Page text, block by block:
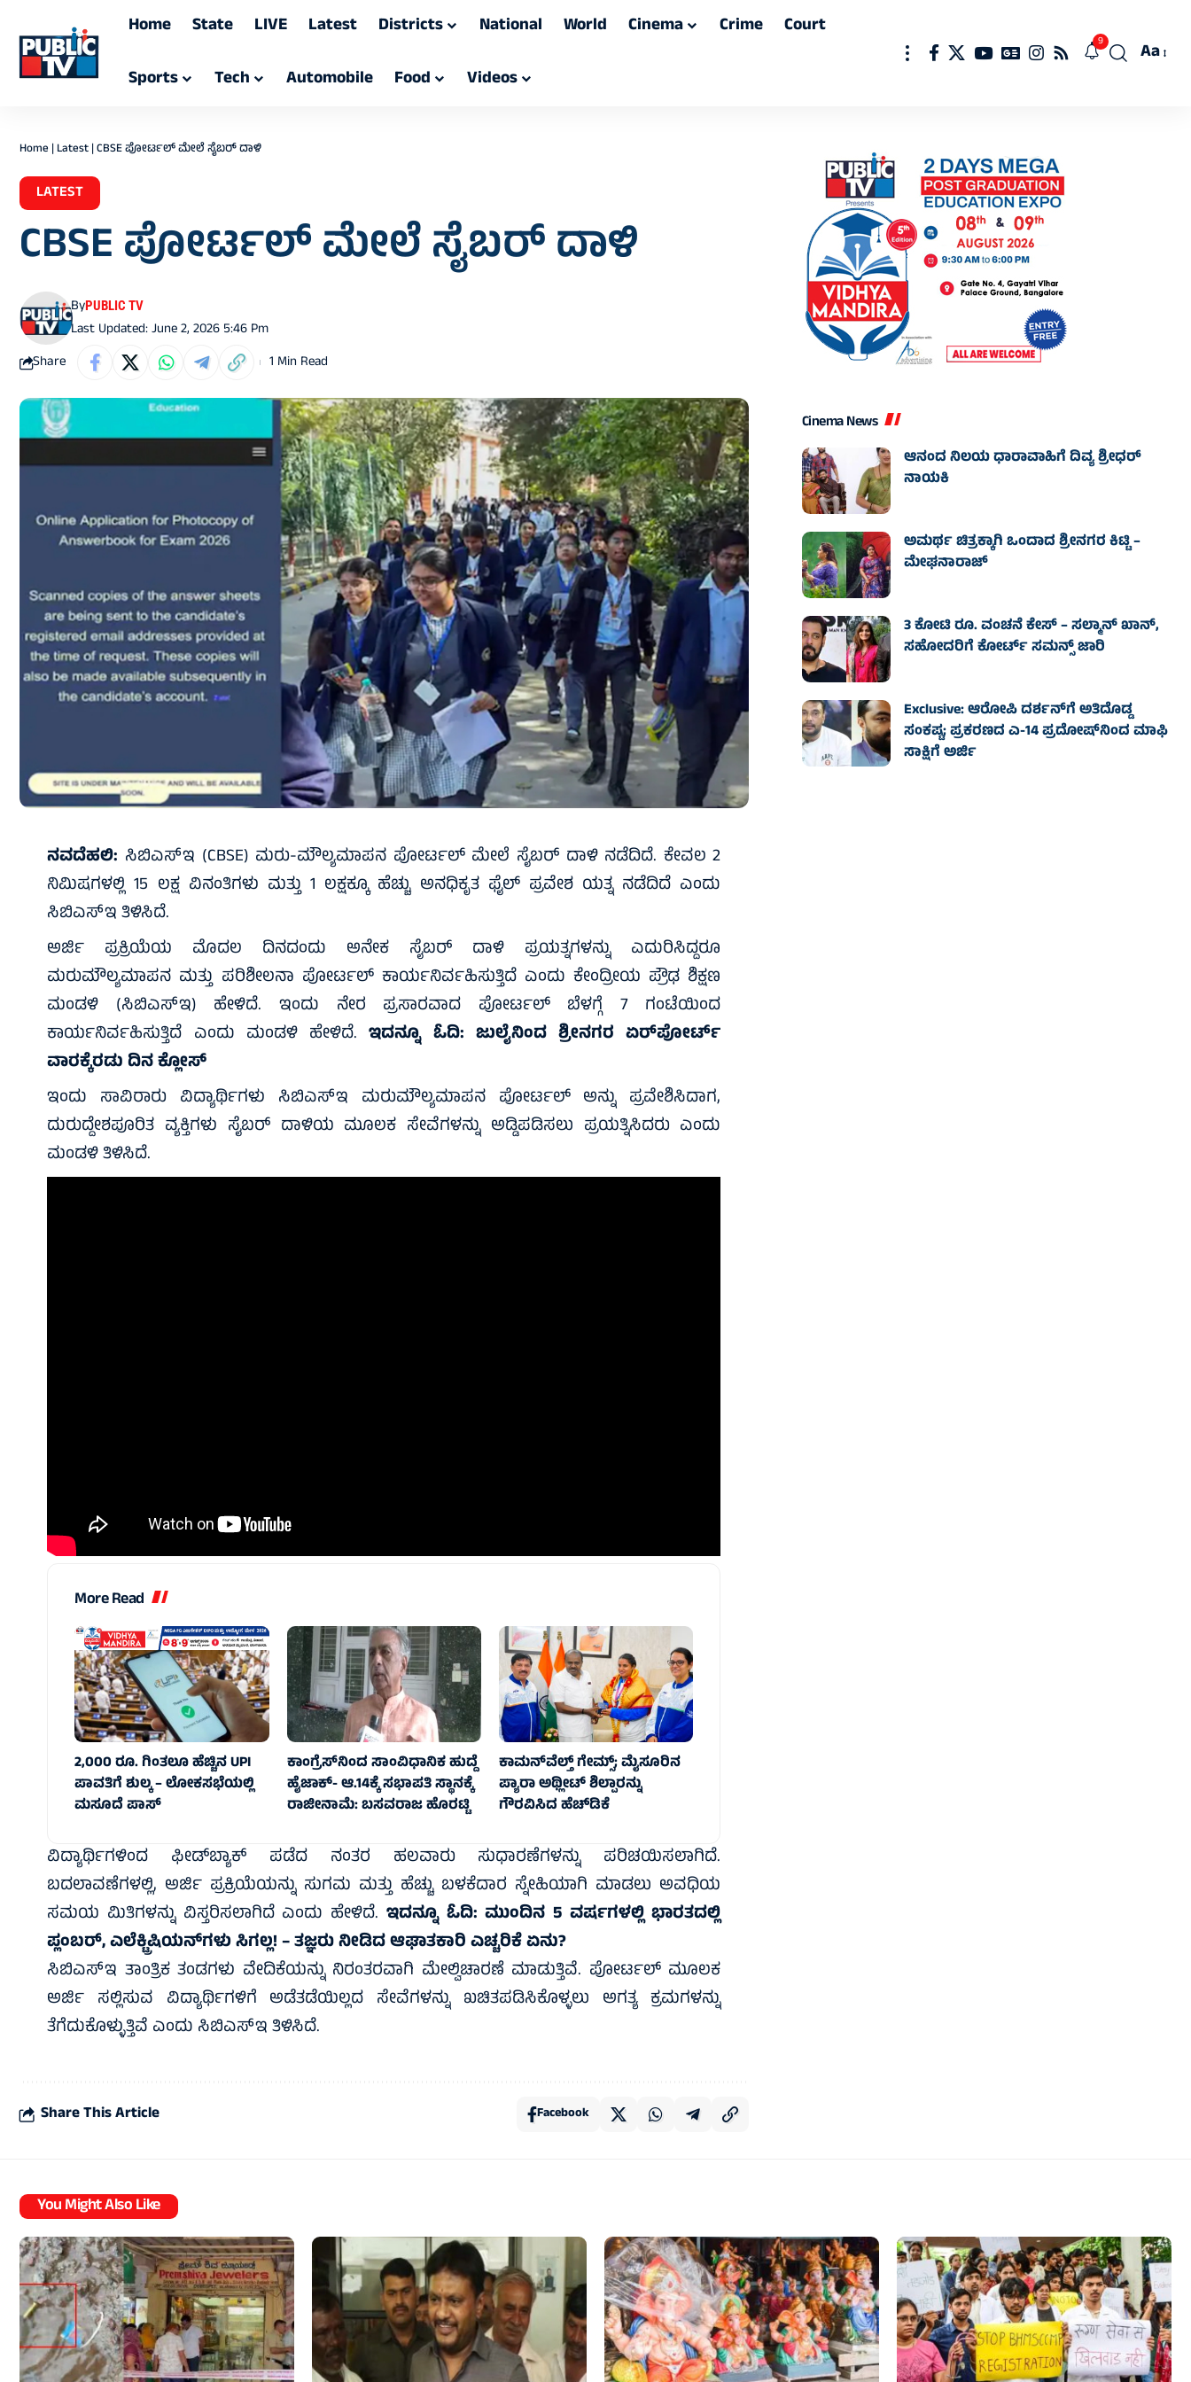
Home State LIVE Latest Districts National World Cinema Crime
Court
Sports
Tech Automobile Food Videos
9
Font
Aa
Home |Latest|CBSE ಪೋರ್ಟಲ್‌ ಮೇಲೆ ಸೈಬರ್‌ ದಾಳಿ
LATEST
CBSE ಪೋರ್ಟಲ್‌ ಮೇಲೆ ಸೈಬರ್‌ ದಾಳಿ
Last Updated: June 2, 2026 5:46 Pm
ByPUBLIC TV
Share 1 Min Read
ನವದೆಹಲಿ: ಸಿಬಿಎಸ್‌ಇ (CBSE) ಮರು-ಮೌಲ್ಯಮಾಪನ ಪೋರ್ಟಲ್‌ ಮೇಲೆ ಸೈಬರ್‌ ದಾಳಿ ನಡೆದಿದೆ. ಕೇವಲ 2
ನಿಮಿಷಗಳಲ್ಲಿ 15 ಲಕ್ಷ ವಿನಂತಿಗಳು ಮತ್ತು 1 ಲಕ್ಷಕ್ಕೂ ಹೆಚ್ಚು ಅನಧಿಕೃತ ಫೈಲ್‌ ಪ್ರವೇಶ ಯತ್ನ ನಡೆದಿದೆ ಎಂದು
ಸಿಬಿಎಸ್‌ಇ ತಿಳಿಸಿದೆ.
ಅರ್ಜಿ ಪ್ರಕ್ರಿಯೆಯ ಮೊದಲ ದಿನದಂದು ಅನೇಕ ಸೈಬರ್ ದಾಳಿ ಪ್ರಯತ್ನಗಳನ್ನು ಎದುರಿಸಿದ್ದರೂ
ಮರುಮೌಲ್ಯಮಾಪನ ಮತ್ತು ಪರಿಶೀಲನಾ ಪೋರ್ಟಲ್ ಕಾರ್ಯನಿರ್ವಹಿಸುತ್ತಿದೆ ಎಂದು ಕೇಂದ್ರೀಯ ಪ್ರೌಢ ಶಿಕ್ಷಣ
ಮಂಡಳಿ (ಸಿಬಿಎಸ್‌ಇ) ಹೇಳಿದೆ. ಇಂದು ನೇರ ಪ್ರಸಾರವಾದ ಪೋರ್ಟಲ್ ಬೆಳಗ್ಗೆ 7 ಗಂಟೆಯಿಂದ
ಕಾರ್ಯನಿರ್ವಹಿಸುತ್ತಿದೆ ಎಂದು ಮಂಡಳಿ ಹೇಳಿದೆ.ಇದನ್ನೂ ಓದಿ: ಜುಲೈನಿಂದ ಶ್ರೀನಗರ ಏರ್‌ಪೋರ್ಟ್
ವಾರಕ್ಕೆರಡು ದಿನ ಕ್ಲೋಸ್
ಇಂದು ಸಾವಿರಾರು ವಿದ್ಯಾರ್ಥಿಗಳು ಸಿಬಿಎಸ್‌ಇ ಮರುಮೌಲ್ಯಮಾಪನ ಪೋರ್ಟಲ್ ಅನ್ನು ಪ್ರವೇಶಿಸಿದಾಗ,
ದುರುದ್ದೇಶಪೂರಿತ ವ್ಯಕ್ತಿಗಳು ಸೈಬರ್ ದಾಳಿಯ ಮೂಲಕ ಸೇವೆಗಳನ್ನು ಅಡ್ಡಿಪಡಿಸಲು ಪ್ರಯತ್ನಿಸಿದರು ಎಂದು
ಮಂಡಳಿ ತಿಳಿಸಿದೆ.
More Read
2,000 ರೂ. ಗಿಂತಲೂ ಹೆಚ್ಚಿನ UPI
ಪಾವತಿಗೆ ಶುಲ್ಕ – ಲೋಕಸಭೆಯಲ್ಲಿ
ಮಸೂದೆ ಪಾಸ್‌
ಕಾಂಗ್ರೆಸ್‌ನಿಂದ ಸಾಂವಿಧಾನಿಕ ಹುದ್ದೆ
ಹೈಜಾಕ್‌- ಆ.14ಕ್ಕೆ ಸಭಾಪತಿ ಸ್ಥಾನಕ್ಕೆ
ರಾಜೀನಾಮೆ: ಬಸವರಾಜ ಹೊರಟ್ಟಿ
ಕಾಮನ್‌ವೆಲ್ತ್ ಗೇಮ್ಸ್‌; ಮೈಸೂರಿನ
ಪ್ಯಾರಾ ಅಥ್ಲೀಟ್ ಶಿಲ್ಪಾರನ್ನು
ಗೌರವಿಸಿದ ಹೆಚ್‌ಡಿಕೆ
ವಿದ್ಯಾರ್ಥಿಗಳಿಂದ ಫೀಡ್‌ಬ್ಯಾಕ್‌ ಪಡೆದ ನಂತರ ಹಲವಾರು ಸುಧಾರಣೆಗಳನ್ನು ಪರಿಚಯಿಸಲಾಗಿದೆ.
ಬದಲಾವಣೆಗಳಲ್ಲಿ, ಅರ್ಜಿ ಪ್ರಕ್ರಿಯೆಯನ್ನು ಸುಗಮ ಮತ್ತು ಹೆಚ್ಚು ಬಳಕೆದಾರ ಸ್ನೇಹಿಯಾಗಿ ಮಾಡಲು ಅವಧಿಯ
ಸಮಯ ಮಿತಿಗಳನ್ನು ವಿಸ್ತರಿಸಲಾಗಿದೆ ಎಂದು ಹೇಳಿದೆ. ಇದನ್ನೂ ಓದಿ:ಮುಂದಿನ 5 ವರ್ಷಗಳಲ್ಲಿ ಭಾರತದಲ್ಲಿ
ಪ್ಲಂಬರ್, ಎಲೆಕ್ಟ್ರಿಷಿಯನ್‌ಗಳು ಸಿಗಲ್ಲ! – ತಜ್ಞರು ನೀಡಿದ ಆಘಾತಕಾರಿ ಎಚ್ಚರಿಕೆ ಏನು?
ಸಿಬಿಎಸ್‌ಇ ತಾಂತ್ರಿಕ ತಂಡಗಳು ವೇದಿಕೆಯನ್ನು ನಿರಂತರವಾಗಿ ಮೇಲ್ವಿಚಾರಣೆ ಮಾಡುತ್ತಿವೆ. ಪೋರ್ಟಲ್ ಮೂಲಕ
ಅರ್ಜಿ ಸಲ್ಲಿಸುವ ವಿದ್ಯಾರ್ಥಿಗಳಿಗೆ ಅಡೆತಡೆಯಿಲ್ಲದ ಸೇವೆಗಳನ್ನು ಖಚಿತಪಡಿಸಿಕೊಳ್ಳಲು ಅಗತ್ಯ ಕ್ರಮಗಳನ್ನು
ತೆಗೆದುಕೊಳ್ಳುತ್ತಿವೆ ಎಂದು ಸಿಬಿಎಸ್‌ಇ ತಿಳಿಸಿದೆ.
Share This Article Facebook
Cinema News
ಆನಂದ ನಿಲಯ ಧಾರಾವಾಹಿಗೆ ದಿವ್ಯ ಶ್ರೀಧರ್
ನಾಯಕಿ
ಅಮರ್ಥ ಚಿತ್ರಕ್ಕಾಗಿ ಒಂದಾದ ಶ್ರೀನಗರ ಕಿಟ್ಟಿ –
ಮೇಘನಾರಾಜ್
3 ಕೋಟಿ ರೂ. ವಂಚನೆ ಕೇಸ್‌ – ಸಲ್ಮಾನ್ ಖಾನ್,
ಸಹೋದರಿಗೆ ಕೋರ್ಟ್‌ ಸಮನ್ಸ್ ಜಾರಿ
Exclusive: ಆರೋಪಿ ದರ್ಶನ್‌ಗೆ ಅತಿದೊಡ್ಡ
ಸಂಕಷ್ಟ; ಪ್ರಕರಣದ ಎ-14 ಪ್ರದೋಷ್‌ನಿಂದ ಮಾಫಿ
ಸಾಕ್ಷಿಗೆ ಅರ್ಜಿ
You Might Also Like